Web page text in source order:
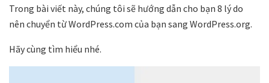
Trong bài viết này, chúng tôi sẽ hướng dẫn cho bạn 8 lý do
nên chuyển từ WordPress.com của bạn sang WordPress.org.
Hãy cùng tìm hiểu nhé.